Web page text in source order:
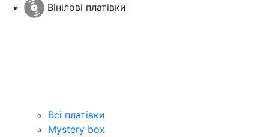
Вінілові платівки
Всі платівки
Mystery box